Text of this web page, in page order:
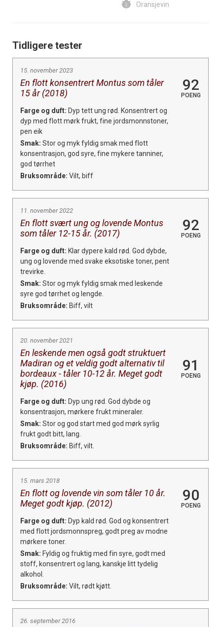
Oransjevin
Tidligere tester
15. november 2023
En flott konsentrert Montus som tåler
15 år (2018)
92
POENG
Farge og duft: Dyp tett ung rød. Konsentrert og
dyp med flott mørk frukt, fine jordsmonnstoner,
pen eik
Smak: Stor og myk fyldig smak med flott
konsentrasjon, god syre, fine mykere tanniner,
god tørrhet
Bruksområde: Vilt, biff
11. november 2022
En flott svært ung og lovende Montus
som tåler 12-15 år. (2017)
92
POENG
Farge og duft: Klar dypere kald rød. God dybde,
ung og lovende med svake eksotiske toner, pent
trevirke.
Smak: Stor og myk fyldig smak med leskende
syre god tørrhet og lengde.
Bruksområde: Biff, vilt
20. november 2021
En leskende men også godt struktuert
Madiran og et veldig godt alternativ til
bordeaux - tåler 10-12 år. Meget godt
kjøp. (2016)
91
POENG
Farge og duft: Dyp ung rød. God dybde og
konsentrasjon, mørkere frukt mineraler.
Smak: Stor og god start med god mørk syrlig
frukt godt bitt, lang.
Bruksområde: Biff, vilt.
15. mars 2018
En flott og lovende vin som tåler 10 år.
Meget godt kjøp. (2012)
90
POENG
Farge og duft: Dyp kald rød. God og konsentrert
med flott jordsmonnspreg, godt preg av modne
mørkere toner.
Smak: Fyldig og fruktig med fin syre, godt med
stoff, konsentrert og lang, kanskje litt tydelig
alkohol.
Bruksområde: Vilt, rødt kjøtt.
26. september 2016